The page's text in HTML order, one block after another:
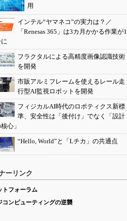
用
インテル“ヤマネコ”の実力は？／
「Renesas 365」は3カ月かかる作業が1
フラクタルによる高精度画像認識技術
を開発
市販アルミフレームを使えるレール走
行型AI監視ロボットを開発
フィジカルAI時代のロボティクス新標
準、安全性は「後付け」でなく「設計
心」
“Hello, World”と「Lチカ」の共通点
ーリンク
トフォーラム
コンピューティングの逆襲